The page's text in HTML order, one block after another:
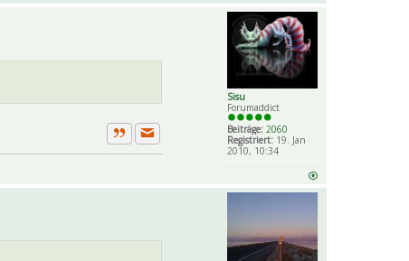
Sisu
Forumaddict
Beiträge: 2060
Registriert: 19. Jan
2010, 10:34
ZitatPrivate Nachricht senden